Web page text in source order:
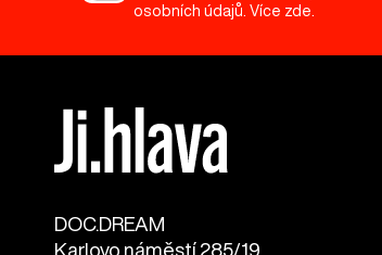
osobních údajů. Více zde
DOC.DREAM​
Karlovo náměstí 285/19